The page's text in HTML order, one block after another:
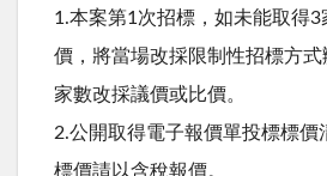
1.本案第1次招標，如未能取得3
價，將當場改採限制性招標方
家數改採議價或比價。
2.公開取得電子報價單投標標價
標價請以含稅報價。